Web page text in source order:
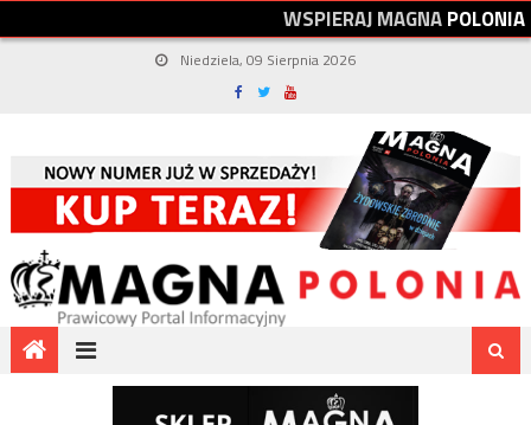
WSPIERAJMAGNAPOLONIA
Niedziela, 09 Sierpnia 2026